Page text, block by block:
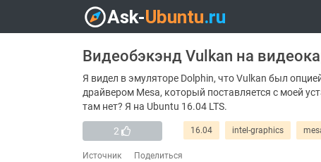
Видеобэкэнд Vulkan на
Я видел в эмуляторе Dolphin, что Vulkan был
драйвером Mesa, который поставляется с моей
там нет? Я на Ubuntu 16.04 LTS.
2 16.04 intel-graphics
Источник Поделиться